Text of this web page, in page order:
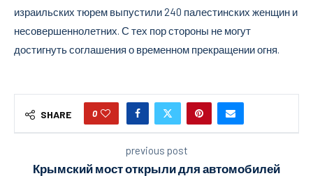
израильских тюрем выпустили 240 палестинских женщин и
несовершеннолетних. С тех пор стороны не могут
достигнуть соглашения о временном прекращении огня.
SHARE 0
previous post
Крымский мост открыли для автомобилей